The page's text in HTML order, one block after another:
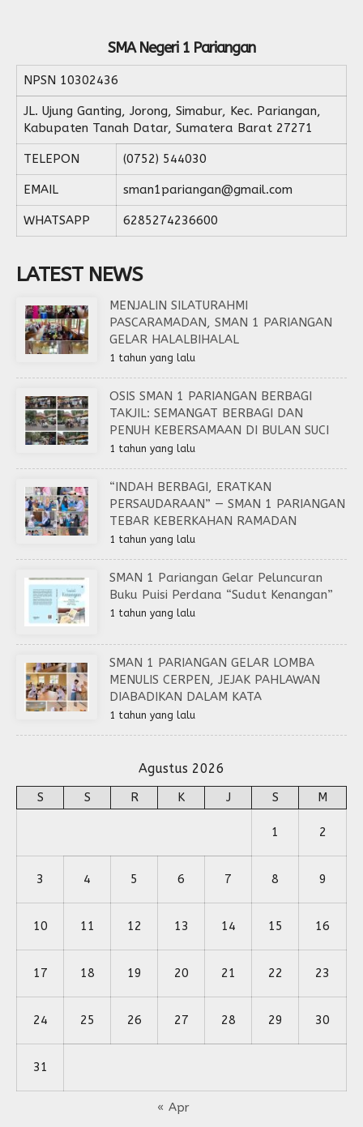
SMA Negeri 1 Pariangan
NPSN 10302436
JL. Ujung Ganting, Jorong, Simabur, Kec. Pariangan,
Kabupaten Tanah Datar, Sumatera Barat 27271
TELEPON (0752) 544030
EMAIL sman1pariangan@gmail.com
WHATSAPP 6285274236600
LATEST NEWS
MENJALIN SILATURAHMI
PASCARAMADAN, SMAN 1 PARIANGAN
GELAR HALALBIHALAL
1 tahun yang lalu
OSIS SMAN 1 PARIANGAN BERBAGI
TAKJIL: SEMANGAT BERBAGI DAN
PENUH KEBERSAMAAN DI BULAN SUCI
1 tahun yang lalu
“INDAH BERBAGI, ERATKAN
PERSAUDARAAN” — SMAN 1 PARIANGAN
TEBAR KEBERKAHAN RAMADAN
1 tahun yang lalu
SMAN 1 Pariangan Gelar Peluncuran
Buku Puisi Perdana “Sudut Kenangan”
1 tahun yang lalu
SMAN 1 PARIANGAN GELAR LOMBA
MENULIS CERPEN, JEJAK PAHLAWAN
DIABADIKAN DALAM KATA
1 tahun yang lalu
Agustus 2026
S S R K J S M
1 2
3 4 5 6 7 8 9
10 11 12 13 14 15 16
17 18 19 20 21 22 23
24 25 26 27 28 29 30
31
« Apr